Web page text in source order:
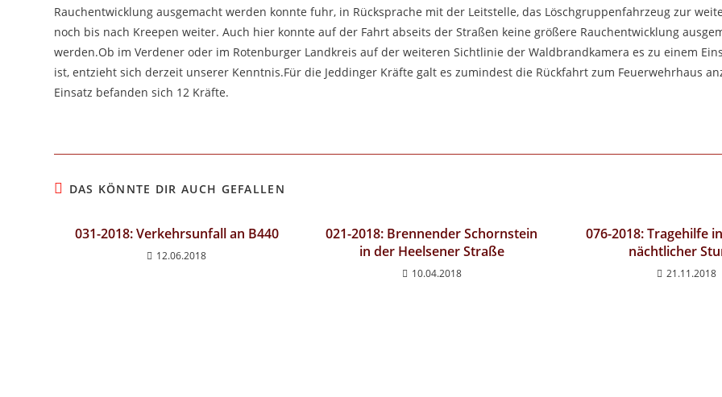
Rauchentwicklung ausgemacht werden konnte fuhr, in Rücksprache mit der Leitstelle, das Löschgruppenfahrzeug zur
noch bis nach Kreepen weiter. Auch hier konnte auf der Fahrt abseits der Straßen keine größere Rauchentwicklung
werden.Ob im Verdener oder im Rotenburger Landkreis auf der weiteren Sichtlinie der Waldbrandkamera es zu einem
ist, entzieht sich derzeit unserer Kenntnis.Für die Jeddinger Kräfte galt es zumindest die Rückfahrt zum Feuerwehrhaus
Einsatz befanden sich 12 Kräfte.
DAS KÖNNTE DIR AUCH GEFALLEN
031-2018: Verkehrsunfall an B440
12.06.2018
021-2018: Brennender Schornstein
in der Heelsener Straße
10.04.2018
076-2018: Tragehilfe
nächtlicher
21.11.2018